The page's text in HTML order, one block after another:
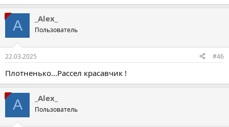
A _Alex_
Пользователь
22.03.2025 #46
Плотненько...Рассел красавчик !
A _Alex_
Пользователь